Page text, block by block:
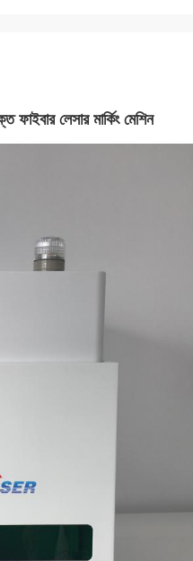
লেসার মার্কিং মেশিন